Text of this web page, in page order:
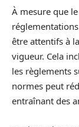
À mesure que
être attentifs à
vigueur. Cela
les règlements
normes peut
entraînant des